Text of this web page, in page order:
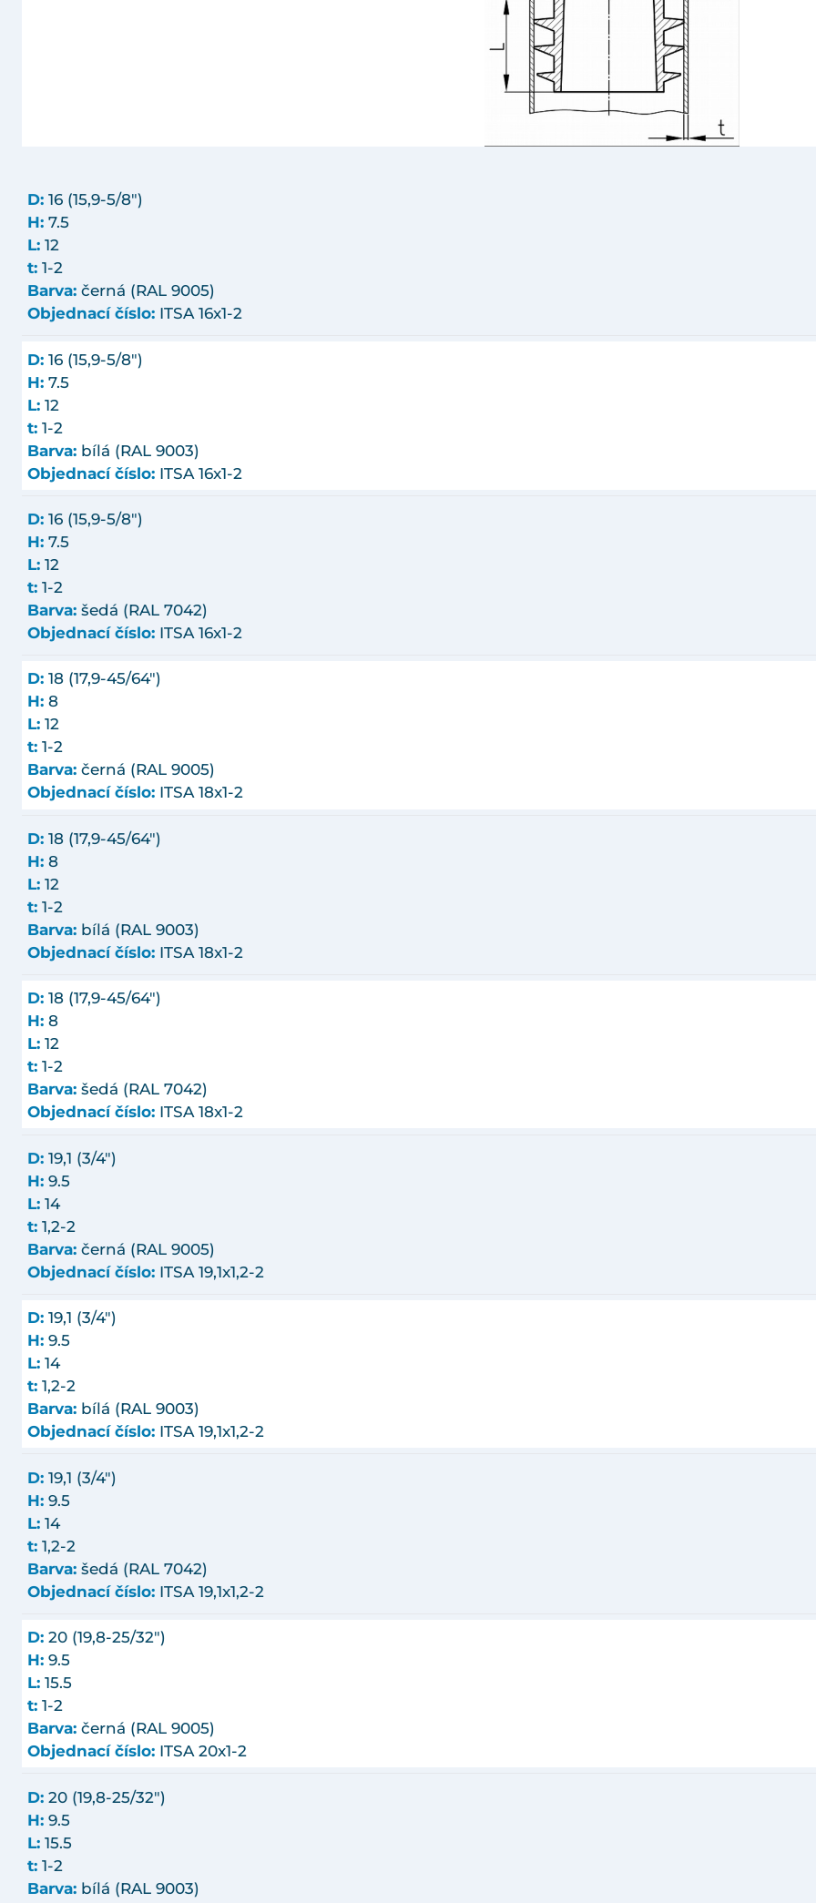
D: 16 (15,9-5/8")
H: 7.5
L: 12
t: 1-2
Barva: černá (RAL 9005)
Objednací číslo: ITSA 16x1-2
D: 16 (15,9-5/8")
H: 7.5
L: 12
t: 1-2
Barva: bílá (RAL 9003)
Objednací číslo: ITSA 16x1-2
D: 16 (15,9-5/8")
H: 7.5
L: 12
t: 1-2
Barva: šedá (RAL 7042)
Objednací číslo: ITSA 16x1-2
D: 18 (17,9-45/64")
H: 8
L: 12
t: 1-2
Barva: černá (RAL 9005)
Objednací číslo: ITSA 18x1-2
D: 18 (17,9-45/64")
H: 8
L: 12
t: 1-2
Barva: bílá (RAL 9003)
Objednací číslo: ITSA 18x1-2
D: 18 (17,9-45/64")
H: 8
L: 12
t: 1-2
Barva: šedá (RAL 7042)
Objednací číslo: ITSA 18x1-2
D: 19,1 (3/4")
H: 9.5
L: 14
t: 1,2-2
Barva: černá (RAL 9005)
Objednací číslo: ITSA 19,1x1,2-2
D: 19,1 (3/4")
H: 9.5
L: 14
t: 1,2-2
Barva: bílá (RAL 9003)
Objednací číslo: ITSA 19,1x1,2-2
D: 19,1 (3/4")
H: 9.5
L: 14
t: 1,2-2
Barva: šedá (RAL 7042)
Objednací číslo: ITSA 19,1x1,2-2
D: 20 (19,8-25/32")
H: 9.5
L: 15.5
t: 1-2
Barva: černá (RAL 9005)
Objednací číslo: ITSA 20x1-2
D: 20 (19,8-25/32")
H: 9.5
L: 15.5
t: 1-2
Barva: bílá (RAL 9003)